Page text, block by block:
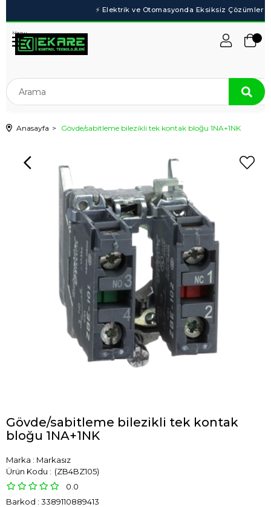
Menu
Anasayfa Gövde/sabitleme bilezikli tek kontak bloğu 1NA+1NK
Gövde/sabitleme bilezikli tek kontak
bloğu 1NA+1NK
Marka : Markasız
(ZB4BZ105)
0.0
Barkod : 3389110889413